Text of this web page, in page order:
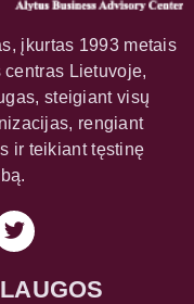
įkurtas 1993 metais
Lietuvoje,
steigiant visų
rengiant
ir teikiant tęstinę